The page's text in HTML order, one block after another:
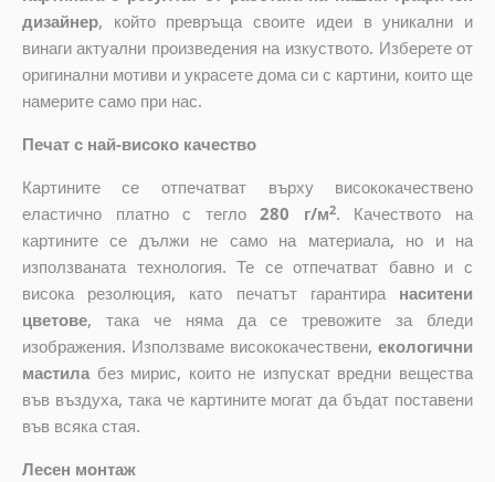
дизайнер, койтопревръща своите идеи в уникални и
винаги актуални произведения на изкуството. Изберете от
оригинални мотиви и украсете дома си с картини, които ще
намерите само при нас.
Печат с най-високо качество
Картините се отпечатват върху висококачествено
еластично платно с тегло280 г/м2. Качеството на
картините се дължи не само на материала, но и на
използваната технология. Те се отпечатват бавно и с
висока резолюция, като печатът гарантира наситени
цветове, така че няма да се тревожите за бледи
изображения. Използваме висококачествени,екологични
мастилабез мирис, които не изпускат вредни вещества
във въздуха, така че картините могат да бъдат поставени
във всяка стая.
Лесен монтаж